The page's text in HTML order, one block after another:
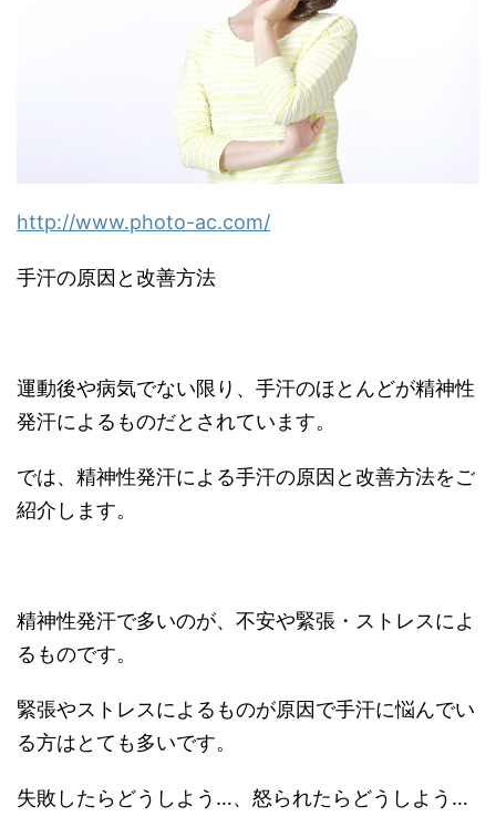
http://www.photo-ac.com/
手汗の原因と改善方法
運動後や病気でない限り、手汗のほとんどが精神性
発汗によるものだとされています。
では、精神性発汗による手汗の原因と改善方法をご
紹介します。
精神性発汗で多いのが、不安や緊張・ストレスによ
るものです。
緊張やストレスによるものが原因で手汗に悩んでい
る方はとても多いです。
失敗したらどうしよう…、怒られたらどうしよう…